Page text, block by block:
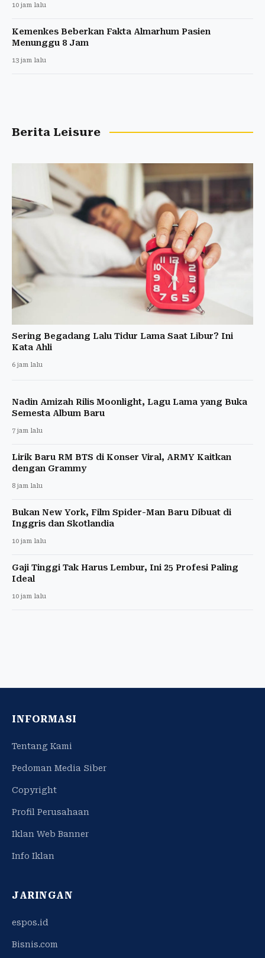
10 jam lalu
Kemenkes Beberkan Fakta Almarhum Pasien
Menunggu 8 Jam
13 jam lalu
Berita Leisure
Sering Begadang Lalu Tidur Lama Saat Libur? Ini
Kata Ahli
6 jam lalu
Nadin Amizah Rilis Moonlight, Lagu Lama yang Buka
Semesta Album Baru
7 jam lalu
Lirik Baru RM BTS di Konser Viral, ARMY Kaitkan
dengan Grammy
8 jam lalu
Bukan New York, Film Spider-Man Baru Dibuat di
Inggris dan Skotlandia
10 jam lalu
Gaji Tinggi Tak Harus Lembur, Ini 25 Profesi Paling
Ideal
10 jam lalu
INFORMASI
Tentang Kami
Pedoman Media Siber
Copyright
Profil Perusahaan
Iklan Web Banner
Info Iklan
JARINGAN
espos.id
Bisnis.com